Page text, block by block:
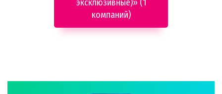
эксклюзивные)» (1
компаний)